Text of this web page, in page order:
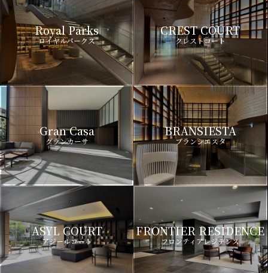
Royal Parks
ロイヤルパークス
CREST COURT
クレストコート
Gran Casa
グランカーサ
BRANSIESTA
ブランシエスタ
ASYL COURT
アジールコート
FRONTIER RESIDENCE
フロンティアレジデンス